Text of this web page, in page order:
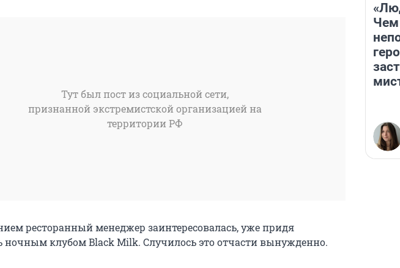
Тут был пост из социальной сети,
признанной экстремистской организацией на
территории РФ
ресторанный менеджер заинтересовалась, уже придя
ночным клубом Black Milk. Случилось это отчасти вынужденно.
Чем